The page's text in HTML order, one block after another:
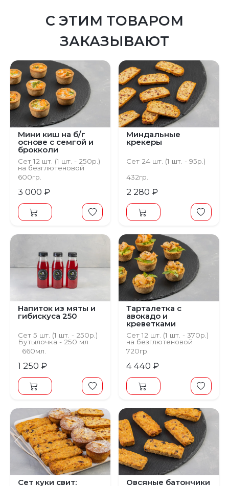
С ЭТИМ ТОВАРОМ
ЗАКАЗЫВАЮТ
Мини киш на б/г
основе с семгой и
брокколи
Сет 12 шт. (1 шт. - 250р.)
на безглютеновой
основе
600гр.
3 000 ₽
Миндальные
крекеры
Сет 24 шт. (1 шт. - 95р.)
432гр.
2 280 ₽
Напиток из мяты и
гибискуса 250
Сет 5 шт. (1 шт. - 250р.)
Бутылочка - 250 мл
660мл.
1 250 ₽
Тарталетка с
авокадо и
креветками
Сет 12 шт. (1 шт. - 370р.)
на безглютеновой
основе
720гр.
4 440 ₽
Предыдущий Следующий
Сет куки свит: Овсяные батончики